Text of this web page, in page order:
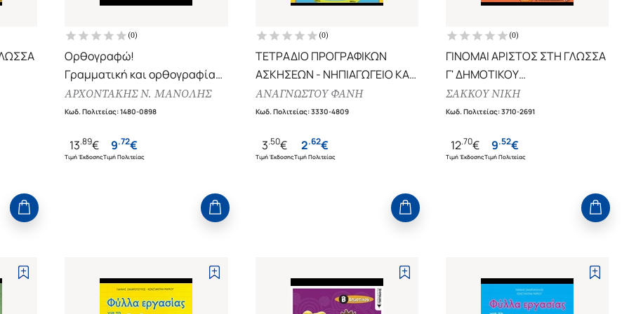
(0)
Ορθογραφώ!
Γραμματική και ορθογραφία
Δ', Ε' και ΣΤ' δημοτικού
ΑΡΧΟΝΤΑΚΗΣ Ν. ΜΑΝΟΛΗΣ
Κωδ. Πολιτείας:1480-0898
13.89€
Τιμή Έκδοσης
9.72€
Τιμή Πολιτείας
(0)
ΤΕΤΡΑΔΙΟ ΠΡΟΓΡΑΦΙΚΩΝ
ΑΣΚΗΣΕΩΝ - ΝΗΠΙΑΓΩΓΕΙΟ ΚΑΙ
Α' ΔΗΜΟΤΙΚΟΥ
ΑΝΑΓΝΩΣΤΟΥ ΦΑΝΗ
Κωδ. Πολιτείας:3330-4809
3.50€
Τιμή Έκδοσης
2.62€
Τιμή Πολιτείας
(0)
ΓΙΝΟΜΑΙ ΑΡΙΣΤΟΣ ΣΤΗ ΓΛΩΣΣΑ
Γ' ΔΗΜΟΤΙΚΟΥ
ΟΡΘΟΓΡΑΦΙΑ, ΓΡΑΜΜΑΤΙΚΗ,
ΛΕΞΙΛΟΓΙΟ
ΣΑΚΚΟΥ ΝΙΚΗ
Κωδ. Πολιτείας:3710-2691
12.70€
Τιμή Έκδοσης
9.52€
Τιμή Πολιτείας